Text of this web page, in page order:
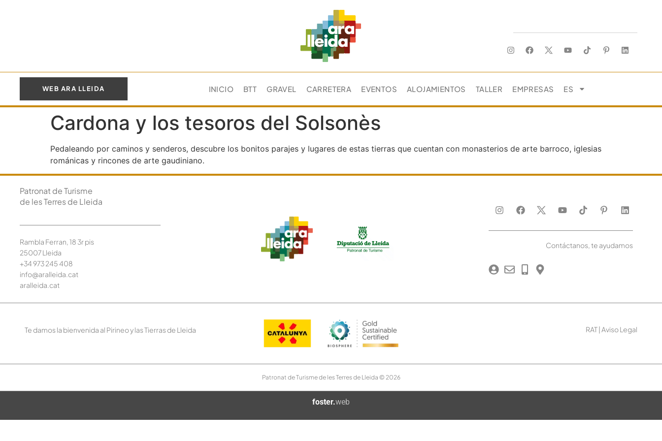
WEB ARA LLEIDA INICIO BTT GRAVEL CARRETERA EVENTOS ALOJAMIENTOS TALLER EMPRESAS ES
Cardona y los tesoros del Solsonès
Pedaleando por caminos y senderos, descubre los bonitos parajes y lugares de estas tierras que cuentan con monasterios de arte barroco, iglesias
románicas y rincones de arte gaudiniano.
Patronat de Turisme
de les Terres de Lleida
Rambla Ferran, 18 3r pis
25007 Lleida
+34 973 245408
info@aralleida.cat
aralleida.cat
Contáctanos, te ayudamos
Te damos la bienvenida al Pirineo y las Tierras de Lleida RAT| Aviso Legal
Patronat de Turisme de les Terres de Lleida © 2026
foster.web